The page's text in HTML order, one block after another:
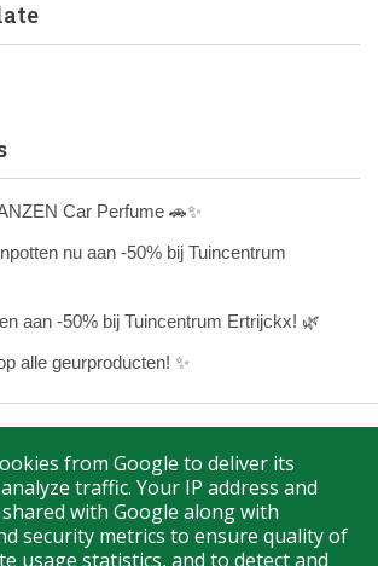
Car Perfume 🚗✨
nu aan -50% bij Tuincentrum
aan -50% bij Tuincentrum Ertrijckx! 🌿
alle geurproducten! ✨
2026 Ertrijckx. All Rights Reserved.
|UP-TO-DATE WebDesign
from Google to deliver its
traffic. Your IP address and
with Google along with
security metrics to ensure quality of
usage statistics, and to detect and